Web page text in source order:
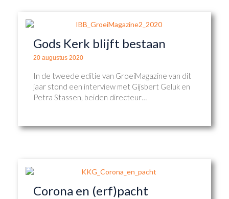
Gods Kerk blijft bestaan
20 augustus 2020
In de tweede editie van GroeiMagazine van dit
jaar stond een interview met Gijsbert Geluk en
Petra Stassen, beiden directeur…
Corona en (erf)pacht